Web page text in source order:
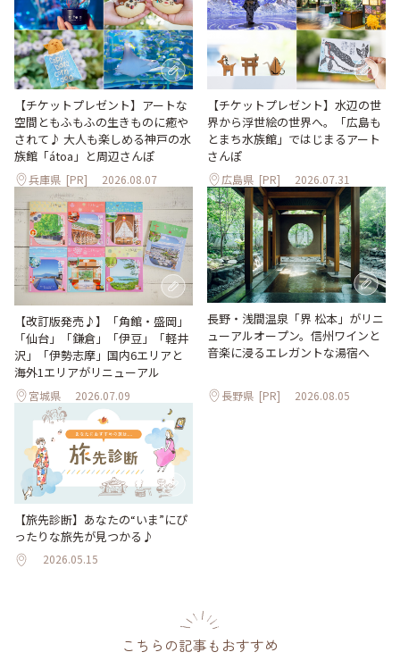
【チケットプレゼント】アートな
空間ともふもふの生きものに癒や
されて♪ 大人も楽しめる神戸の水
族館「átoa」と周辺さんぽ
兵庫県 [PR] 2026.08.07
【チケットプレゼント】水辺の世
界から浮世絵の世界へ。「広島も
とまち水族館」ではじまるアート
さんぽ
広島県 [PR] 2026.07.31
【改訂版発売♪】「角館・盛岡」
「仙台」「鎌倉」「伊豆」「軽井
沢」「伊勢志摩」国内6エリアと
海外1エリアがリニューアル
宮城県 2026.07.09
長野・浅間温泉「界 松本」がリニ
ューアルオープン。信州ワインと
音楽に浸るエレガントな湯宿へ
長野県 [PR] 2026.08.05
【旅先診断】あなたの“いま”にぴ
ったりな旅先が見つかる♪
2026.05.15
こちらの記事もおすすめ